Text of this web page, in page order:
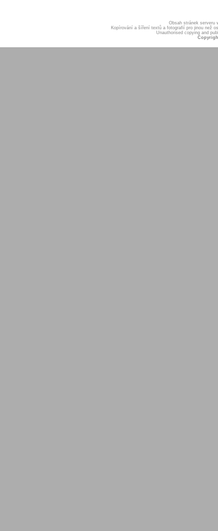
Obsah stránek serveru
Kopírování a šíření textů a fotografií pro jinou než
Unauthorised copying and